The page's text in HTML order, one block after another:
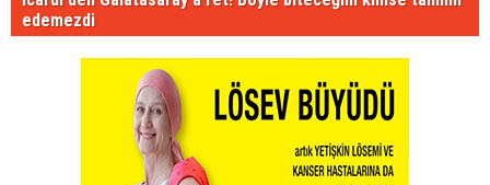
edemezdi